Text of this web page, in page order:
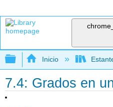
Expandir/contraer
Inicio
7.4: Grados en